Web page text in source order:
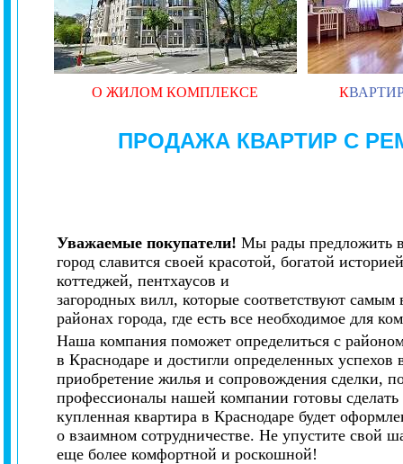
О ЖИЛОМ КОМПЛЕКСЕ К
ПРОДАЖА КВАРТИР С
Уважаемые покупатели! Мы рады предложить
город славится своей красотой, богатой
коттеджей, пентхаусов и
загородных вилл, которые соответствуют
районах города, где есть все необходимое для
Наша компания поможет определиться с
в Краснодаре и достигли определенных
приобретение жилья и сопровождения сделки,
профессионалы нашей компании готовы
купленная квартира в Краснодаре будет
о взаимном сотрудничестве. Не упустите свой
еще более комфортной и роскошной!